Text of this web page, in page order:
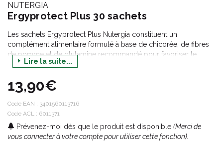
NUTERGIA
Ergyprotect Plus 30 sachets
Les sachets Ergyprotect Plus Nutergia constituent un
complément alimentaire formulé à base de chicorée, de fibres
de pomme et de glutamine recommandé pour favoriser le
confort digestif grâce à la camomille qui entre aussi dans leur
protège les cellules contre le stress oxydatif et favorise des
muqueuses saines, ainsi que des polyphénols de raisin et de la
curcumine.
Lire la suite...
13,90€
Code EAN : 3401560113716
Code ACL : 6011371
Prévenez-moi dès que le produit est disponible (Merci de
vous connecter à votre compte pour utiliser cette fonction).